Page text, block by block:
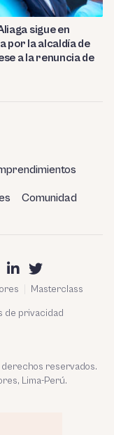
sigue en
por la alcaldía de
a la renuncia de
Comunidad
Masterclass
de privacidad
derechos reservados.
Lima-Perú.